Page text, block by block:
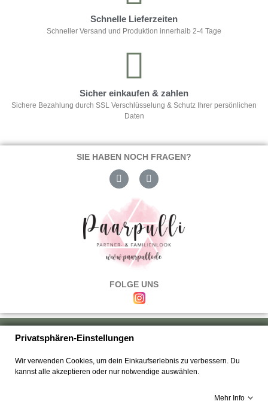
Schnelle Lieferzeiten
Schneller Versand und Produktion innerhalb 2-4 Tage
Sicher einkaufen & zahlen
Sichere Bezahlung durch SSL Verschlüsselung & Schutz Ihrer persönlichen
Daten
SIE HABEN NOCH FRAGEN?
FOLGE UNS
Über uns|Versand & Zahlung|Umtausch & Rückgabe
Kontakt
Privatsphären-Einstellungen
Wir verwenden Cookies, um dein Einkaufserlebnis zu verbessern. Du
kannst alle akzeptieren oder nur notwendige auswählen.
Mehr Info